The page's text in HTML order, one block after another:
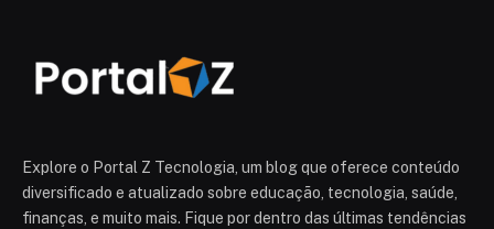
Explore o Portal Z Tecnologia, um blog que oferece conteúdo
diversificado e atualizado sobre educação, tecnologia, saúde,
finanças, e muito mais. Fique por dentro das últimas tendências